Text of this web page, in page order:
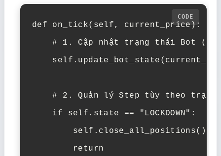
def on_tick(self, current_price):
# 1. Cập nhật trạng thái Bot
# 2. Quản lý Step tùy theo trạng
    if self.state == "LOCKDOWN":
self.close_all_positions()
        return